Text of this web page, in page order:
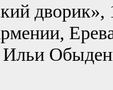
дворик»,